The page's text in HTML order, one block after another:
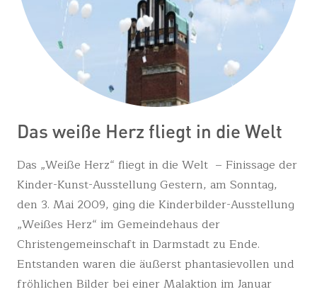
Das weiße Herz fliegt in die Welt
Das „Weiße Herz“ fliegt in die Welt – Finissage der
Kinder-Kunst-Ausstellung Gestern, am Sonntag,
den 3. Mai 2009, ging die Kinderbilder-Ausstellung
„Weißes Herz“ im Gemeindehaus der
Christengemeinschaft in Darmstadt zu Ende.
Entstanden waren die äußerst phantasievollen und
fröhlichen Bilder bei einer Malaktion im Januar